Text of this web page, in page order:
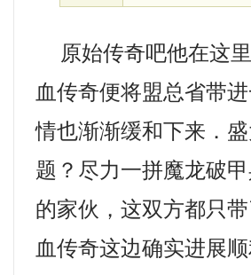
原始传奇吧他在这
血传奇便将盟总省带
情也渐渐缓和下来．
题？尽力一拼魔龙破
的家伙，这双方都只
血传奇这边确实进展